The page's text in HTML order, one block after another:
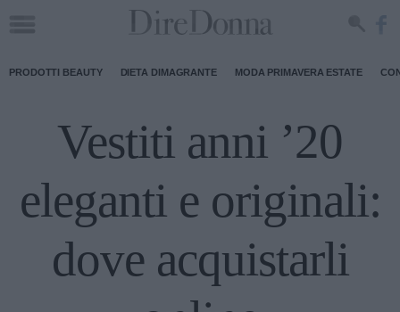
PRODOTTI BEAUTY DIETA DIMAGRANTE MODA PRIMAVERA ESTATE
Vestiti anni ’20
eleganti e originali:
dove acquistarli